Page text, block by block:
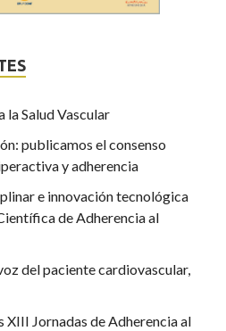
la Salud Vascular
publicamos el consenso
y adherencia
e innovación tecnológica
de Adherencia al
del paciente cardiovascular,
XIII Jornadas de Adherencia al